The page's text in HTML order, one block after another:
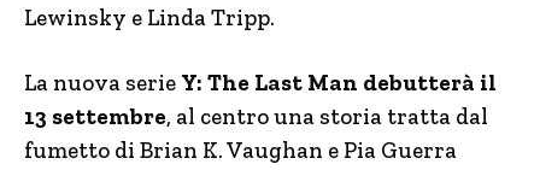
Lewinsky e Linda Tripp.
La nuova serie Y: The Last Man debutterà il
13 settembre, al centro una storia tratta dal
fumetto di Brian K. Vaughan e Pia Guerra